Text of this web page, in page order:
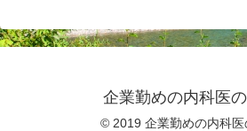
企業勤めの内科医
© 2019 企業勤めの内科医